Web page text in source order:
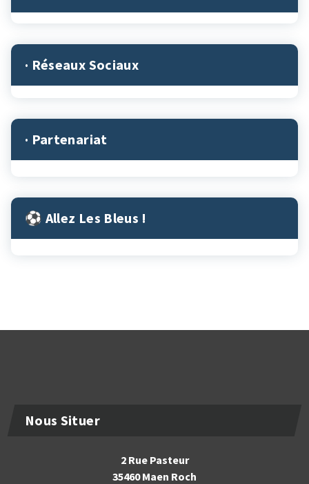
· Réseaux Sociaux
· Partenariat
⚽︎ Allez Les Bleus !
Nous Situer
2 Rue Pasteur
35460 Maen Roch